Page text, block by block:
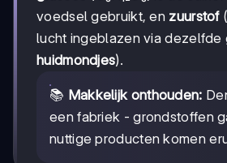
voedsel gebruikt, en zuurstof
lucht ingeblazen via dezelfde
huidmondjes).
📚 Makkelijk onthouden:
een fabriek - grondstoffen
nuttige producten komen